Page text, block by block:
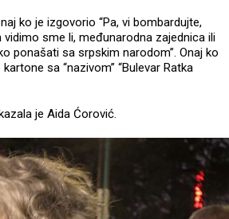
ko je izgovorio “Pa, vi bombardujte,
sme li, međunarodna zajednica ili
ponašati sa srpskim narodom”. Onaj ko
sa “nazivom” “Bulevar Ratka
je Aida Ćorović.